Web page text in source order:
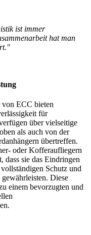
ist immer
hat man
ECC bieten
für
über vielseitige
als auch von der
übertreffen.
oder Kofferaufliegern
dass sie das Eindringen
Schutz und
Diese
einem bevorzugten und